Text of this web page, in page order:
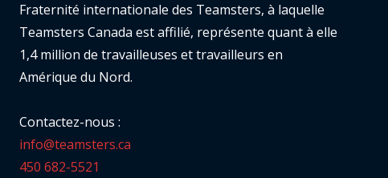
Fraternité internationale des Teamsters, à laquelle
Teamsters Canada est affilié, représente quant à elle
1,4 million de travailleuses et travailleurs en
Amérique du Nord.
Contactez-nous :
info@teamsters.ca
450 682-5521